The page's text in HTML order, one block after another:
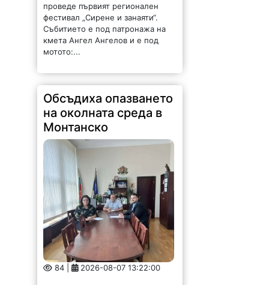
фестивал „Сирене и занаяти“.
Събитието е под патронажа на
кмета Ангел Ангелов и е под
мотото:...
Обсъдиха опазването
на околната среда в
Монтанско
84 | 2026-08-07 13:22:00